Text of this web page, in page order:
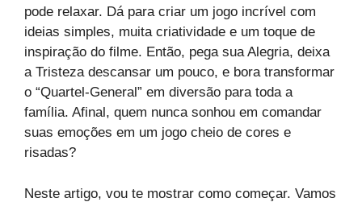
pode relaxar. Dá para criar um jogo incrível com
ideias simples, muita criatividade e um toque de
inspiração do filme. Então, pega sua Alegria, deixa
a Tristeza descansar um pouco, e bora transformar
o “Quartel-General” em diversão para toda a
família. Afinal, quem nunca sonhou em comandar
suas emoções em um jogo cheio de cores e
risadas?
Neste artigo, vou te mostrar como começar. Vamos